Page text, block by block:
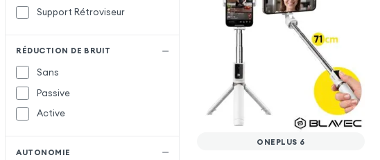
Support Rétroviseur
RÉDUCTION DE BRUIT
Sans
Passive
Active
AUTONOMIE
ONEPLUS 6